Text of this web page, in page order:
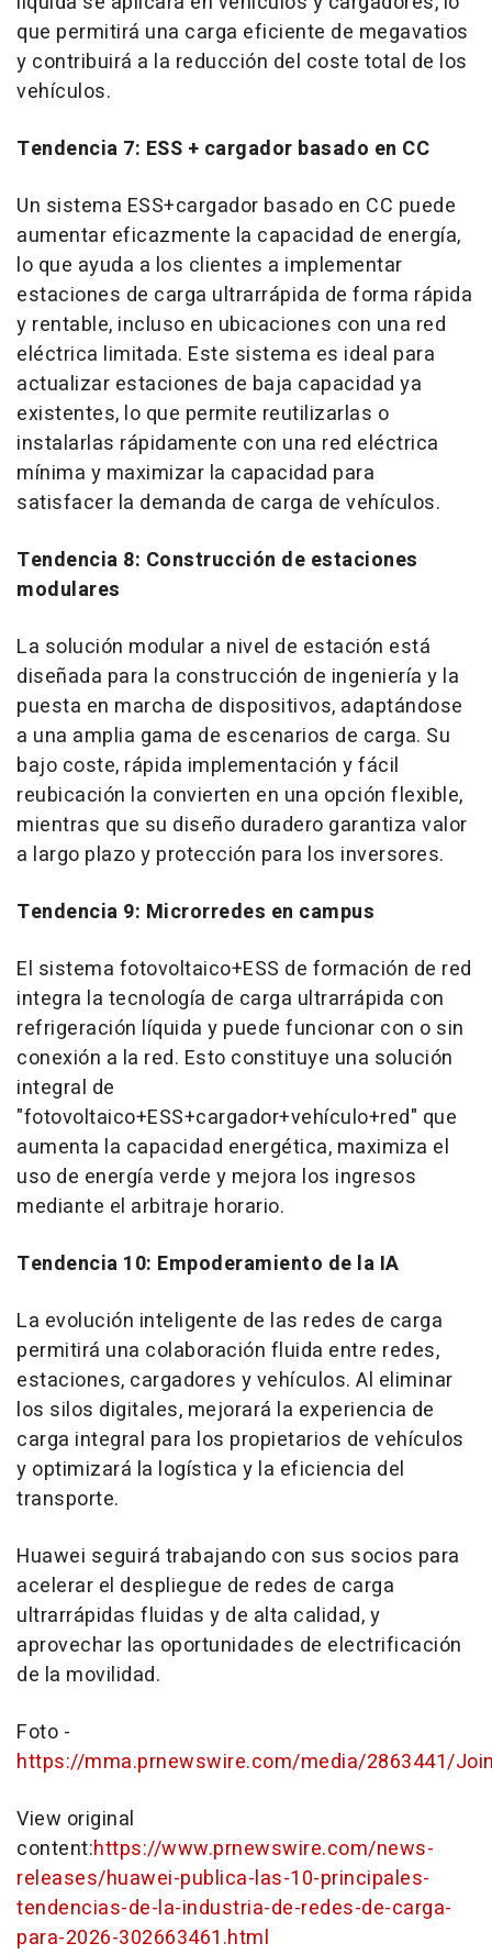
que permitirá una carga eficiente de megavatios
y contribuirá a la reducción del coste total de los
vehículos.
Tendencia 7: ESS + cargador basado en CC
Un sistema ESS+cargador basado en CC puede
aumentar eficazmente la capacidad de energía,
lo que ayuda a los clientes a implementar
estaciones de carga ultrarrápida de forma rápida
y rentable, incluso en ubicaciones con una red
eléctrica limitada. Este sistema es ideal para
actualizar estaciones de baja capacidad ya
existentes, lo que permite reutilizarlas o
instalarlas rápidamente con una red eléctrica
mínima y maximizar la capacidad para
satisfacer la demanda de carga de vehículos.
Tendencia 8: Construcción de estaciones
modulares
La solución modular a nivel de estación está
diseñada para la construcción de ingeniería y la
puesta en marcha de dispositivos, adaptándose
a una amplia gama de escenarios de carga. Su
bajo coste, rápida implementación y fácil
reubicación la convierten en una opción flexible,
mientras que su diseño duradero garantiza valor
a largo plazo y protección para los inversores.
Tendencia 9: Microrredes en campus
El sistema fotovoltaico+ESS de formación de red
integra la tecnología de carga ultrarrápida con
refrigeración líquida y puede funcionar con o sin
conexión a la red. Esto constituye una solución
integral de
"fotovoltaico+ESS+cargador+vehículo+red" que
aumenta la capacidad energética, maximiza el
uso de energía verde y mejora los ingresos
mediante el arbitraje horario.
Tendencia 10: Empoderamiento de la IA
La evolución inteligente de las redes de carga
permitirá una colaboración fluida entre redes,
estaciones, cargadores y vehículos. Al eliminar
los silos digitales, mejorará la experiencia de
carga integral para los propietarios de vehículos
y optimizará la logística y la eficiencia del
transporte.
Huawei seguirá trabajando con sus socios para
acelerar el despliegue de redes de carga
ultrarrápidas fluidas y de alta calidad, y
aprovechar las oportunidades de electrificación
de la movilidad.
Foto -
https://mma.prnewswire.com/media/2863441/
View original
content:https://www.prnewswire.com/news-
releases/huawei-publica-las-10-principales-
tendencias-de-la-industria-de-redes-de-carga-
para-2026-302663461.html